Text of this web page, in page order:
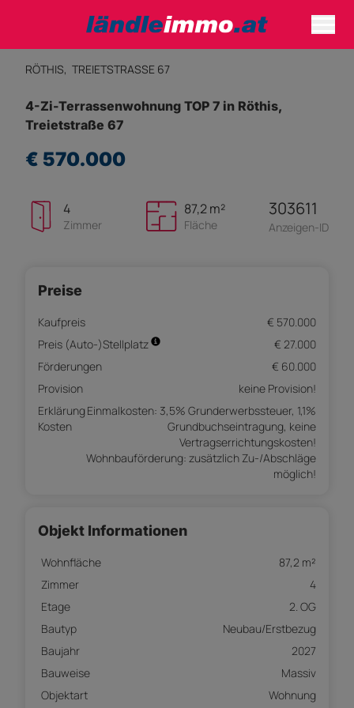
RÖTHIS, TREIETSTRASSE 67
4-Zi-Terrassenwohnung TOP 7 in Röthis,
Treietstraße 67
€ 570.000
4
Zimmer
87,2 m²
Fläche
303611
Anzeigen-ID
Preise
Kaufpreis
€ 570.000
Preis (Auto-)Stellplatz
€ 27.000
Förderungen
€ 60.000
Provision
keine Provision!
Erklärung
Kosten
Einmalkosten: 3,5% Grunderwerbssteuer, 1,1%
Grundbuchseintragung, keine
Vertragserrichtungskosten!
Wohnbauförderung: zusätzlich Zu-/Abschläge
möglich!
Objekt Informationen
Wohnfläche
87,2 m²
Zimmer
4
Etage
2. OG
Bautyp
Neubau/Erstbezug
Baujahr
2027
Bauweise
Massiv
Objektart
Wohnung